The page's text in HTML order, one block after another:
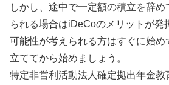
しかし、途中で一定額の積立を辞め
られる場合はiDeCoのメリットが発
可能性が考えられる方はすぐに始め
立ててから始めましょう。
特定非営利活動法人確定拠出年金